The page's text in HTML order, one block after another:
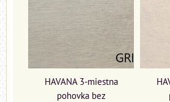
HAVANA 3-miestna
pohovka bez